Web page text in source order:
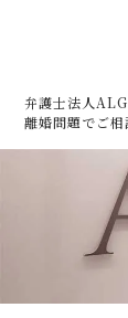
弁護士法人
離婚問題でご相